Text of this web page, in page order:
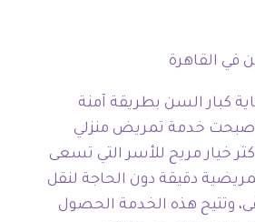
في القاهرة
كبار السن بطريقة آمنة
أصبحت خدمة تمريض منزلي
خيار مريح للأسر التي تسعى
دقيقة دون الحاجة لنقل
وتتيح هذه الخدمة الحصول